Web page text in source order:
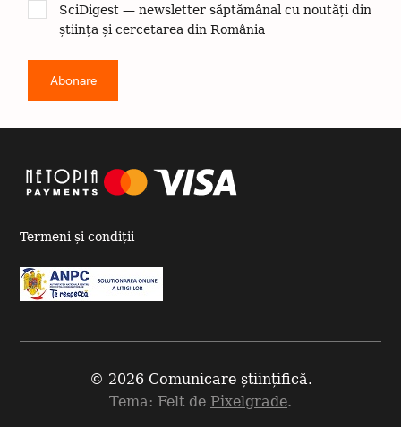
SciDigest — newsletter săptămânal cu noutăți din
știința și cercetarea din România
Termeni și condiții
© 2026 Comunicare științifică.
Tema: Felt de Pixelgrade.